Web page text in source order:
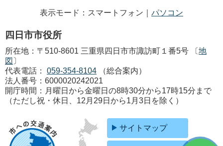
表示モード：スマートフォン｜ パソコン
四日市市役所
所在地：〒510-8601 三重県四日市市諏訪町１番5号 〔地
図 〕
代表電話：
059-354-8104
（総合案内）
法人番号：6000020242021
開庁時間：月曜日から金曜日の8時30分から17時15分まで
（ただし祝・休日、12月29日から1月3日を除く）
サイトマップ